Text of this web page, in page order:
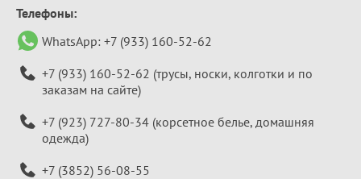
Телефоны:
WhatsApp: +7 (933) 160-52-62
+7 (933) 160-52-62 (трусы, носки, колготки и по
заказам на сайте)
+7 (923) 727-80-34 (корсетное белье, домашняя
одежда)
+7 (3852) 56-08-55